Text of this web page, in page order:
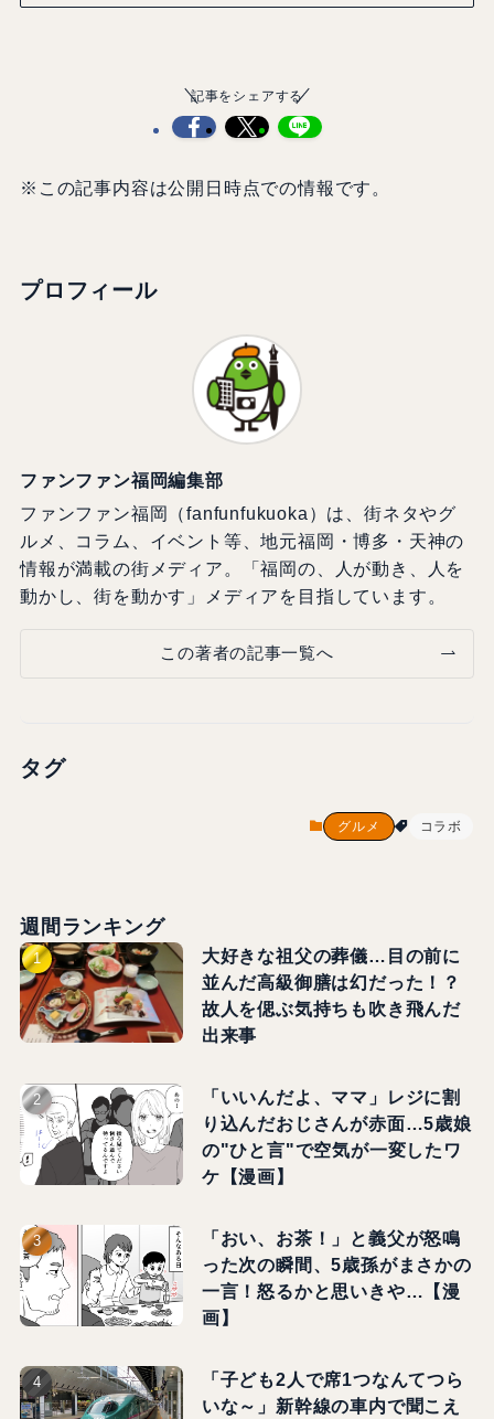
記事をシェアする
※この記事内容は公開日時点での情報です。
プロフィール
ファンファン福岡編集部
ファンファン福岡（fanfunfukuoka）は、街ネタやグ
ルメ、コラム、イベント等、地元福岡・博多・天神の
情報が満載の街メディア。「福岡の、人が動き、人を
動かし、街を動かす」メディアを目指しています。
この著者の記事一覧へ
タグ
グルメ コラボ
週間ランキング
大好きな祖父の葬儀…目の前に
並んだ高級御膳は幻だった！？
故人を偲ぶ気持ちも吹き飛んだ
出来事
「いいんだよ、ママ」レジに割
り込んだおじさんが赤面…5歳娘
の"ひと言"で空気が一変したワ
ケ【漫画】
「おい、お茶！」と義父が怒鳴
った次の瞬間、5歳孫がまさかの
一言！怒るかと思いきや…【漫
画】
「子ども2人で席1つなんてつら
いな～」新幹線の車内で聞こえ